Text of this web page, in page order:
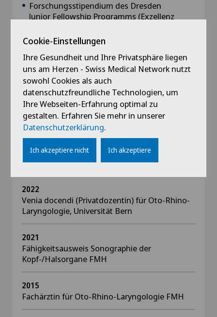
Forschungsstipendium des Dresden
Junior Fellowship Programms (Exzellenz
2016/17
Stipendium der AG Olfaktologie/Gustologie
der Deutschen Gesellschaft für Hals-Nasen-
Ohrenheilkunde (2015)
Ausbildung
2023
Schwerpunkt Hals- und Gesichtschirurgie FMH
2022
Venia docendi (Privatdozentin) für Oto-Rhino-
Laryngologie, Universität Bern
2021
Fähigkeitsausweis Sonographie der
Kopf-/Halsorgane FMH
2015
Fachärztin für Oto-Rhino-Laryngologie FMH
Cookie-Einstellungen
Ihre Gesundheit und Ihre Privatsphäre liegen
uns am Herzen - Swiss Medical Network nutzt
sowohl Cookies als auch
datenschutzfreundliche Technologien, um
Ihre Webseiten-Erfahrung optimal zu
gestalten. Erfahren Sie mehr in unserer
Datenschutzerklärung.
Ich akzeptiere nicht Ich akzeptiere